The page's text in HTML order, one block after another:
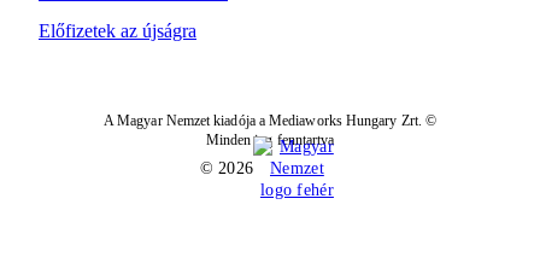
Előfizetek az újságra
A Magyar Nemzet kiadója a Mediaworks Hungary Zrt. ©
Minden jog fenntartva
© 2026